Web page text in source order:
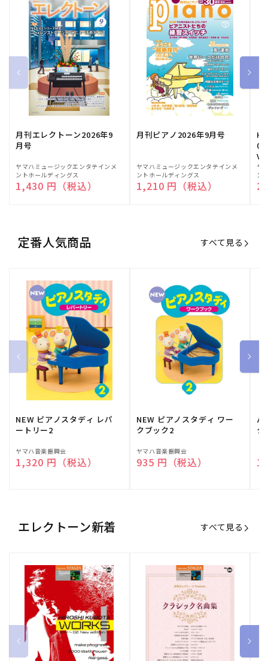
月刊エレクトーン2026年9
月号
販
売
元:
ヤマハミュージックエンタテインメ
ントホールディングス
通常価格
1,430 円（税込）
月刊ピアノ2026年9月号
販
売
元:
ヤマハミュージックエンタテインメ
ントホールディングス
通常価格
1,210 円（税込）
販
売
元:
ヤ
ン
定番人気商品 すべて見る
NEW ピアノスタディ レパ
ートリー2
販
売
ヤマハ音楽振興会
通常価格
1,320 円（税込）
NEW ピアノスタディ ワー
クブック2
販
売
ヤマハ音楽振興会
通常価格
935 円（税込）
バ
ク
売
エレクトーン新着 すべて見る